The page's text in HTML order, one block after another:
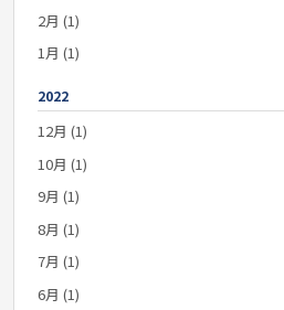
2月 (1)
1月 (1)
2022
12月 (1)
10月 (1)
9月 (1)
8月 (1)
7月 (1)
6月 (1)